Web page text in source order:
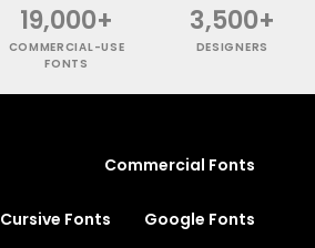
19,000+
COMMERCIAL-USE
FONTS
3,500+
DESIGNERS
Commercial Fonts
Cursive Fonts Google Fonts